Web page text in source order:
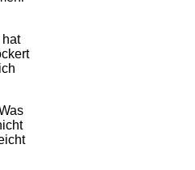
hat